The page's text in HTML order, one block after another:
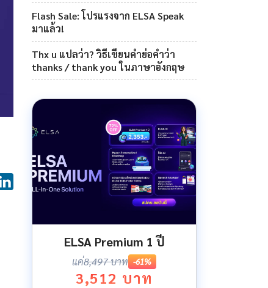
Flash Sale: โปรแรงจาก ELSA Speak
มาแล้ว!
Thx u แปลว่า? วิธีเขียนคำย่อคำว่า
thanks / thank you ในภาษาอังกฤษ
ELSA Premium 1 ปี
แค่8,497 บาท -61%
3,512 บาท